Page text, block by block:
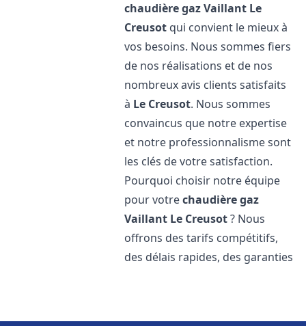
chaudière gaz Vaillant Le
Creusot qui convient le mieux à
vos besoins. Nous sommes fiers
de nos réalisations et de nos
nombreux avis clients satisfaits
à Le Creusot. Nous sommes
convaincus que notre expertise
et notre professionnalisme sont
les clés de votre satisfaction.
Pourquoi choisir notre équipe
pour votrechaudière gaz
Vaillant Le Creusot? Nous
offrons des tarifs compétitifs,
des délais rapides, des garanties